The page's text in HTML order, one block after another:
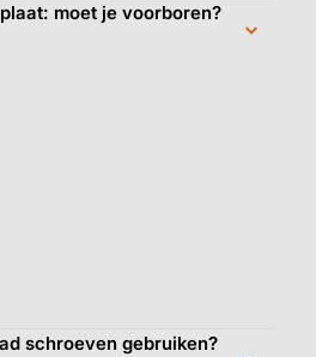
moet je voorboren?
schroeven gebruiken?